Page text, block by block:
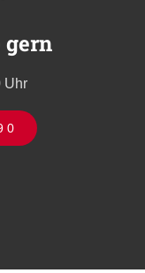
Uhr